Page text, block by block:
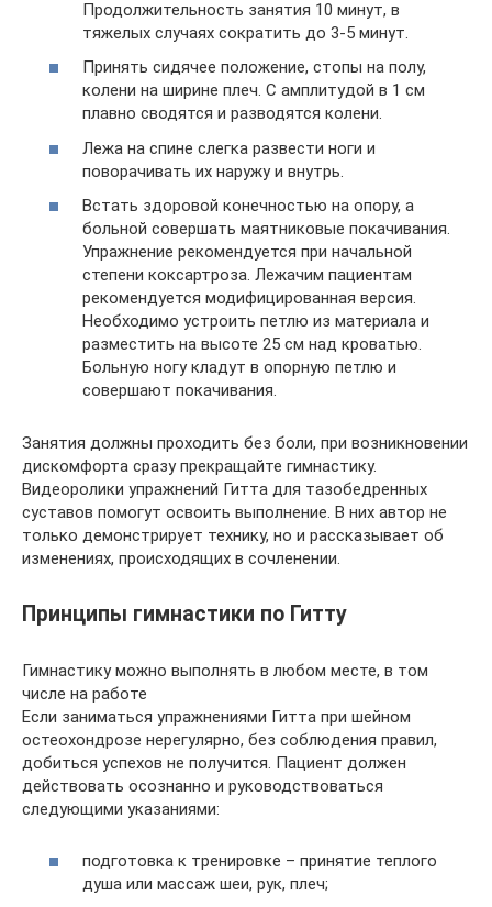
Продолжительность занятия 10 минут, в
тяжелых случаях сократить до 3-5 минут.
Принять сидячее положение, стопы на полу,
колени на ширине плеч. С амплитудой в 1 см
плавно сводятся и разводятся колени.
Лежа на спине слегка развести ноги и
поворачивать их наружу и внутрь.
Встать здоровой конечностью на опору, а
больной совершать маятниковые покачивания.
Упражнение рекомендуется при начальной
степени коксартроза. Лежачим пациентам
рекомендуется модифицированная версия.
Необходимо устроить петлю из материала и
разместить на высоте 25 см над кроватью.
Больную ногу кладут в опорную петлю и
совершают покачивания.
Занятия должны проходить без боли, при возникновении
дискомфорта сразу прекращайте гимнастику.
Видеоролики упражнений Гитта для тазобедренных
суставов помогут освоить выполнение. В них автор не
только демонстрирует технику, но и рассказывает об
изменениях, происходящих в сочленении.
Принципы гимнастики по Гитту
Гимнастику можно выполнять в любом месте, в том
числе на работе
Если заниматься упражнениями Гитта при шейном
остеохондрозе нерегулярно, без соблюдения правил,
добиться успехов не получится. Пациент должен
действовать осознанно и руководствоваться
следующими указаниями:
подготовка к тренировке – принятие теплого
душа или массаж шеи, рук, плеч;